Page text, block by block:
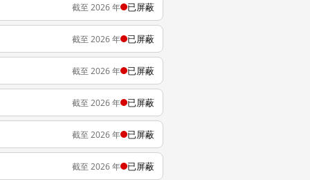
截至 2026 年 已屏蔽
截至 2026 年 已屏蔽
截至 2026 年 已屏蔽
截至 2026 年 已屏蔽
截至 2026 年 已屏蔽
截至 2026 年 已屏蔽